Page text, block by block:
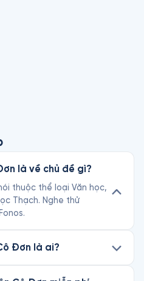
là về chủ đề gì?
thuộc thể loại Văn học,
Thạch. Nghe thử
Đơn là ai?